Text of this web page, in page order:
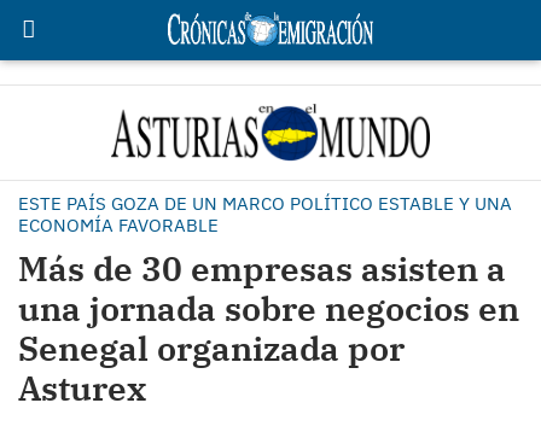
ESTE PAÍS GOZA DE UN MARCO POLÍTICO ESTABLE Y UNA
ECONOMÍA FAVORABLE
Más de 30 empresas asisten a
una jornada sobre negocios en
Senegal organizada por
Asturex